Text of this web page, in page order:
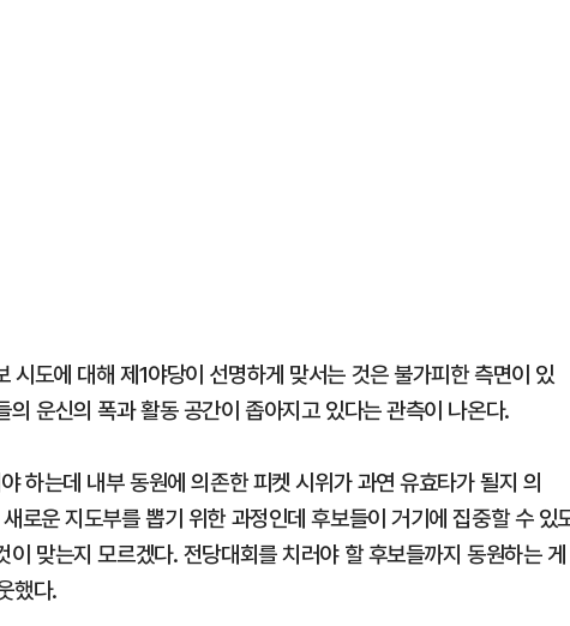
도에 대해 제1야당이 선명하게 맞서는 것은 불가피한 측면이 있
운신의 폭과 활동 공간이 좁아지고 있다는 관측이 나온다.
하는데 내부 동원에 의존한 피켓 시위가 과연 유효타가 될지 의
로운 지도부를 뽑기 위한 과정인데 후보들이 거기에 집중할 수 있
맞는지 모르겠다. 전당대회를 치러야 할 후보들까지 동원하는 게
했다.